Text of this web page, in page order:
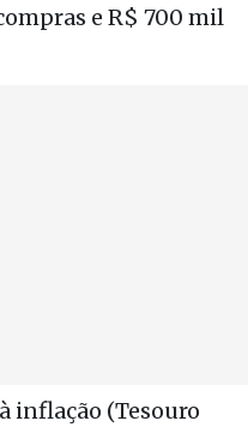
e R$ 700 mil
inflação (Tesouro